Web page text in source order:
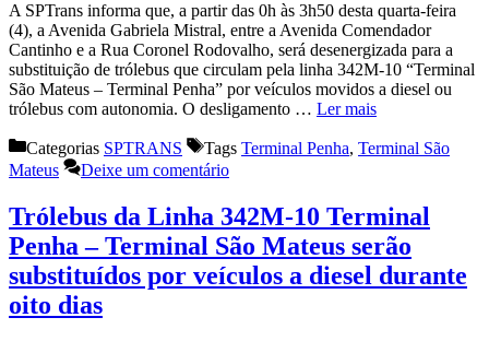
A SPTrans informa que, a partir das 0h às 3h50 desta quarta-feira
(4), a Avenida Gabriela Mistral, entre a Avenida Comendador
Cantinho e a Rua Coronel Rodovalho, será desenergizada para a
substituição de trólebus que circulam pela linha 342M-10 “Terminal
São Mateus – Terminal Penha” por veículos movidos a diesel ou
trólebus com autonomia. O desligamento … Ler mais
Categorias SPTRANS Tags Terminal Penha, Terminal São
Mateus
Deixe um comentário
Trólebus da Linha 342M-10 Terminal
Penha – Terminal São Mateus serão
substituídos por veículos a diesel durante
oito dias